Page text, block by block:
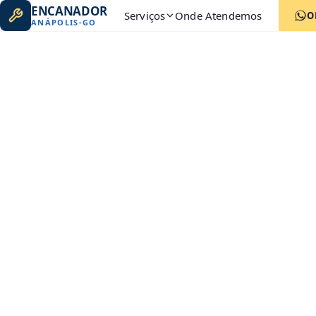
ENCANADOR
ANÁPOLIS-GO Serviços Onde Atendemos